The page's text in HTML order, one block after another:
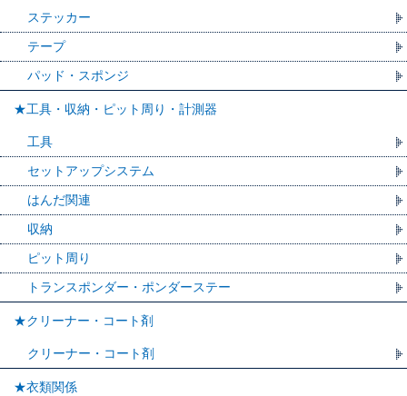
ステッカー
テープ
パッド・スポンジ
★工具・収納・ピット周り・計測器
工具
セットアップシステム
はんだ関連
収納
ピット周り
トランスポンダー・ポンダーステー
★クリーナー・コート剤
クリーナー・コート剤
★衣類関係